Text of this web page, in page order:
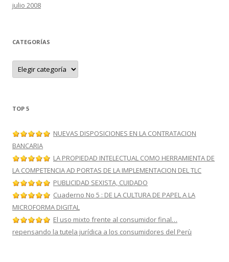
julio 2008
CATEGORÍAS
C
t
r
s
TOP 5
NUEVAS DISPOSICIONES EN LA CONTRATACION
BANCARIA
LA PROPIEDAD INTELECTUAL COMO HERRAMIENTA DE
LA COMPETENCIA AD PORTAS DE LA IMPLEMENTACION DEL TLC
PUBLICIDAD SEXISTA, CUIDADO
Cuaderno No 5 : DE LA CULTURA DE PAPEL A LA
MICROFORMA DIGITAL
El uso mixto frente al consumidor final…
repensando la tutela jurídica a los consumidores del Perù